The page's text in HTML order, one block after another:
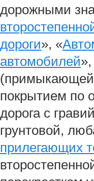
дорожными
дороги», «
автомобилей
покрытием по
дорога с
грунтовой,
прилегающих